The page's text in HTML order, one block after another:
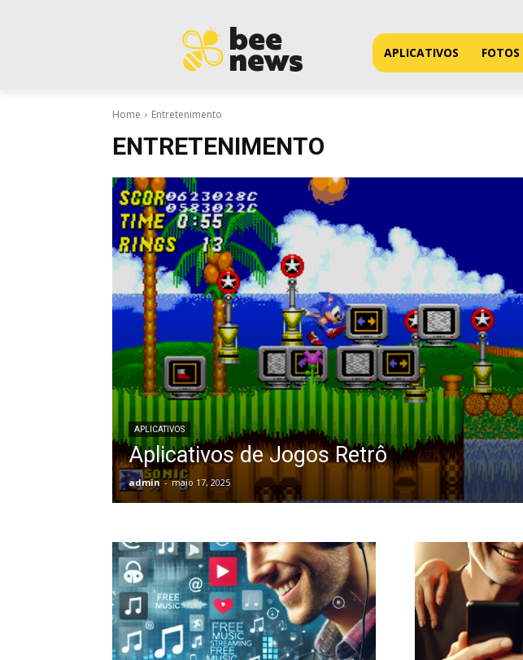
APLICATIVOS FOTOS
Home Entretenimento
ENTRETENIMENTO
APLICATIVOS
Aplicativos de Jogos Retrô
admin - maio 17, 2025